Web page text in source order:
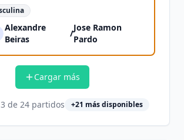
Alexandre
Beiras
/
Jose Ramon
Pardo
Cargar más
3 de 24 partidos +21 más disponibles